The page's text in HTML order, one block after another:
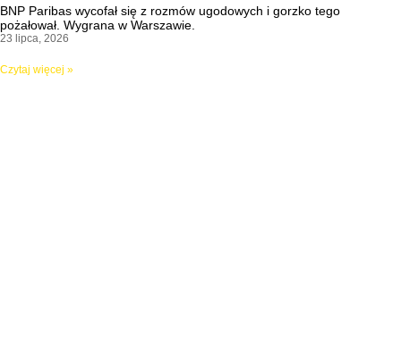
BNP Paribas wycofał się z rozmów ugodowych i gorzko tego
pożałował. Wygrana w Warszawie.
23 lipca, 2026
Czytaj więcej »